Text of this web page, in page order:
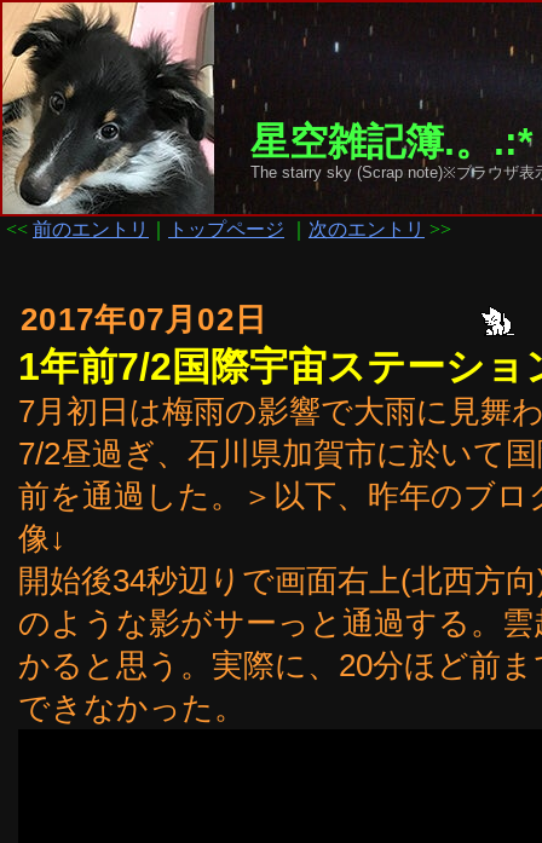
星空雑記簿.。
The starry sky (Scrap note)※ブラウザ
<< 前のエントリ トップページ 次のエントリ >>
2017年07月02日
1年前7/2国際宇宙ステーショ
7月初日は梅雨の影響で大雨に見舞
7/2昼過ぎ、石川県加賀市に於いて
前を通過した。＞以下、昨年のブ
像↓
開始後34秒辺りで画面右上(北西方
のような影がサーっと通過する。
かると思う。実際に、20分ほど前
できなかった。